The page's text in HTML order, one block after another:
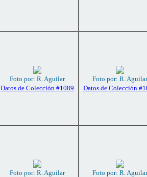
Foto por: R. Aguilar
Datos de Colección #1089
Foto por: R. Aguilar
Datos de Colección
Foto por: R. Aguilar
Foto por: R. Aguilar